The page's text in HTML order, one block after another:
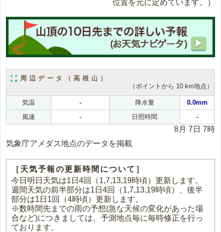
位置を元に定めています。）
周辺データ（高根山）
（ポイントから 10 km地点）
気温 - 降水量
0.0mm
風速
- 日照時間 -
8月 7日 7時
気象庁アメダス地点のデータを掲載
［天気予報の更新時間について］
今日明日天気は1日4回（1,7,13,19時頃）更新します。
週間天気の前半部分は1日4回（1,7,13,19時頃）、後半
部分は1日1回（4時頃）更新します。
※数時間先までの雨の予想(急な天候の変化があった場
合など)につきましては、予測地点毎に毎時修正を行っ
ております。